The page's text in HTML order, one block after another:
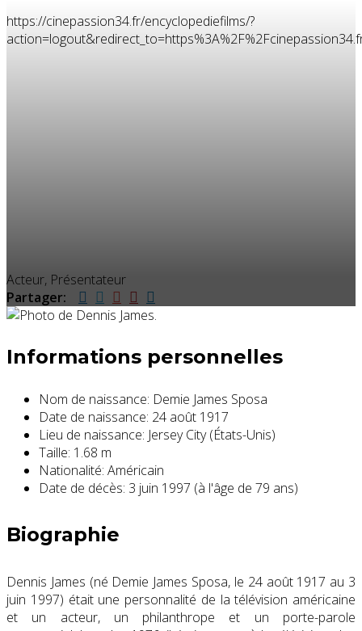
https://cinepassion34.fr/encyclopediefilms/?
Acteur, Présentateur
Partager:
Informations personnelles
Nom de naissance: Demie James Sposa
Date de naissance: 24 août 1917
Lieu de naissance: Jersey City (États-Unis)
Taille: 1.68 m
Nationalité: Américain
Date de décès: 3 juin 1997 (à l'âge de 79 ans)
Biographie
Dennis James (né Demie James Sposa, le 24 août 1917 au 3
juin 1997) était une personnalité de la télévision américaine
et un acteur, un philanthrope et un porte-parole